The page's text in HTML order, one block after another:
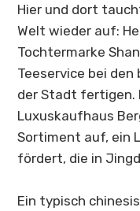
Hier und dort
Welt wieder auf:
Tochtermarke
Teeservice bei
der Stadt fertigen.
Luxuskaufhaus
Sortiment auf, ein
fördert, die in
Ein typisch